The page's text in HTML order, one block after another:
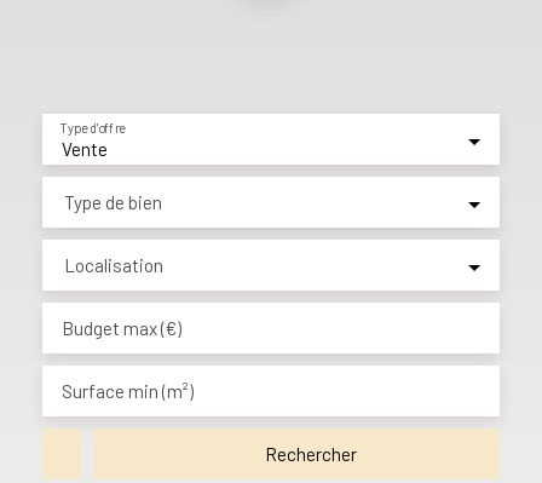
Vente
Type d'offre
Type de bien
Localisation
Budget max (€)
Surface min (m²)
Rechercher